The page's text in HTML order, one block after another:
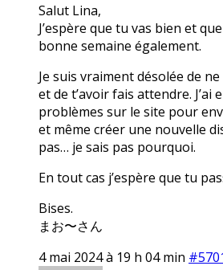
Salut Lina,
J’espère que tu vas bien et
bonne semaine également.
Je suis vraiment désolée de
et de t’avoir fais attendre. J’ai
problèmes sur le site pour
et même créer une nouvelle
pas… je sais pas pourquoi.
En tout cas j’espère que tu
Bises.
まお〜さん
4 mai 2024 à 19 h 04 min